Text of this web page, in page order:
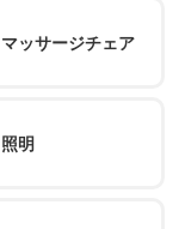
マッサージチェア
照明